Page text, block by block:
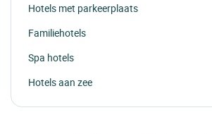
Hotels met parkeerplaats
Familiehotels
Spa hotels
Hotels aan zee